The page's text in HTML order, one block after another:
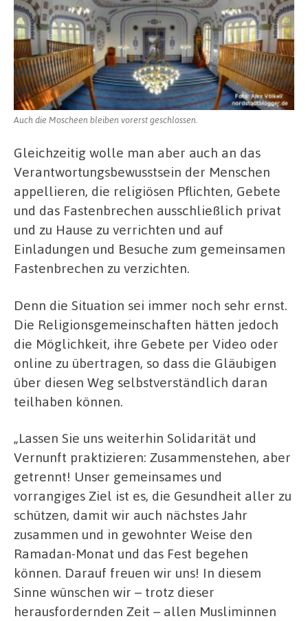
Auch die Moscheen bleiben vorerst geschlossen.
Gleichzeitig wolle man aber auch an das
Verantwortungsbewusstsein der Menschen
appellieren, die religiösen Pflichten, Gebete
und das Fastenbrechen ausschließlich privat
und zu Hause zu verrichten und auf
Einladungen und Besuche zum gemeinsamen
Fastenbrechen zu verzichten.
Denn die Situation sei immer noch sehr ernst.
Die Religionsgemeinschaften hätten jedoch
die Möglichkeit, ihre Gebete per Video oder
online zu übertragen, so dass die Gläubigen
über diesen Weg selbstverständlich daran
teilhaben können.
„Lassen Sie uns weiterhin Solidarität und
Vernunft praktizieren: Zusammenstehen, aber
getrennt! Unser gemeinsames und
vorrangiges Ziel ist es, die Gesundheit aller zu
schützen, damit wir auch nächstes Jahr
zusammen und in gewohnter Weise den
Ramadan-Monat und das Fest begehen
können. Darauf freuen wir uns! In diesem
Sinne wünschen wir – trotz dieser
herausfordernden Zeit – allen Musliminnen